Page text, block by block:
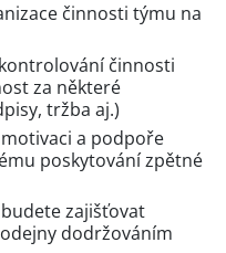
činnosti týmu na
činnosti
za některé
tržba aj.)
a podpoře
poskytování zpětné
zajišťovat
dodržováním